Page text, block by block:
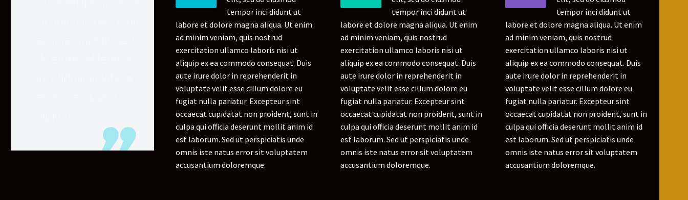
tempor inci didunt ut
labore et dolore magna aliqua. Ut enim
ad minim veniam, quis nostrud
exercitation ullamco laboris nisi ut
aliquip ex ea commodo consequat. Duis
aute irure dolor in reprehenderit in
voluptate velit esse cillum dolore eu
fugiat nulla pariatur. Excepteur sint
occaecat cupidatat non proident, sunt in
culpa qui officia deserunt mollit anim id
est laborum. Sed ut perspiciatis unde
omnis iste natus error sit voluptatem
accusantium doloremque.
tempor inci didunt ut
labore et dolore magna aliqua. Ut enim
ad minim veniam, quis nostrud
exercitation ullamco laboris nisi ut
aliquip ex ea commodo consequat. Duis
aute irure dolor in reprehenderit in
voluptate velit esse cillum dolore eu
fugiat nulla pariatur. Excepteur sint
occaecat cupidatat non proident, sunt in
culpa qui officia deserunt mollit anim id
est laborum. Sed ut perspiciatis unde
omnis iste natus error sit voluptatem
accusantium doloremque.
tempor inci didunt ut
labore et dolore magna aliqua. Ut enim
ad minim veniam, quis nostrud
exercitation ullamco laboris nisi ut
aliquip ex ea commodo consequat. Duis
aute irure dolor in reprehenderit in
voluptate velit esse cillum dolore eu
fugiat nulla pariatur. Excepteur sint
occaecat cupidatat non proident, sunt in
culpa qui officia deserunt mollit anim id
est laborum. Sed ut perspiciatis unde
omnis iste natus error sit voluptatem
accusantium doloremque.